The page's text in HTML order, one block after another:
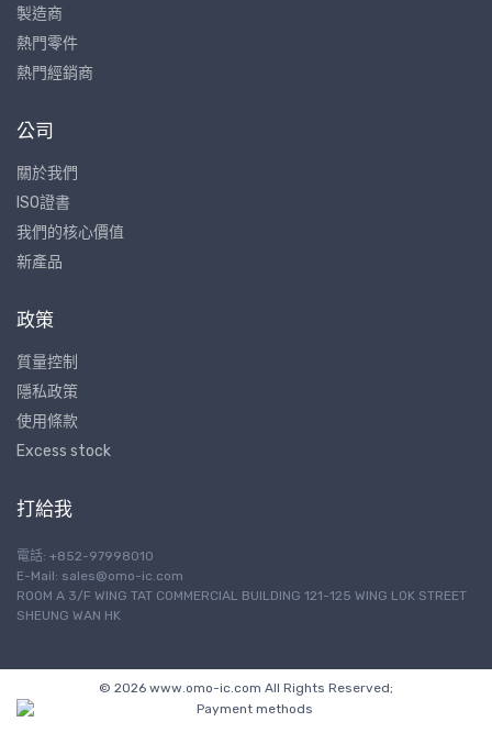
製造商
熱門零件
熱門經銷商
公司
關於我們
ISO證書
我們的核心價值
新產品
政策
質量控制
隱私政策
使用條款
Excess stock
打給我
電話: +852-97998010
E-Mail: sales@omo-ic.com
ROOM A 3/F WING TAT COMMERCIAL BUILDING 121-125 WING LOK STREET
SHEUNG WAN HK
© 2026 www.omo-ic.com All Rights Reserved;